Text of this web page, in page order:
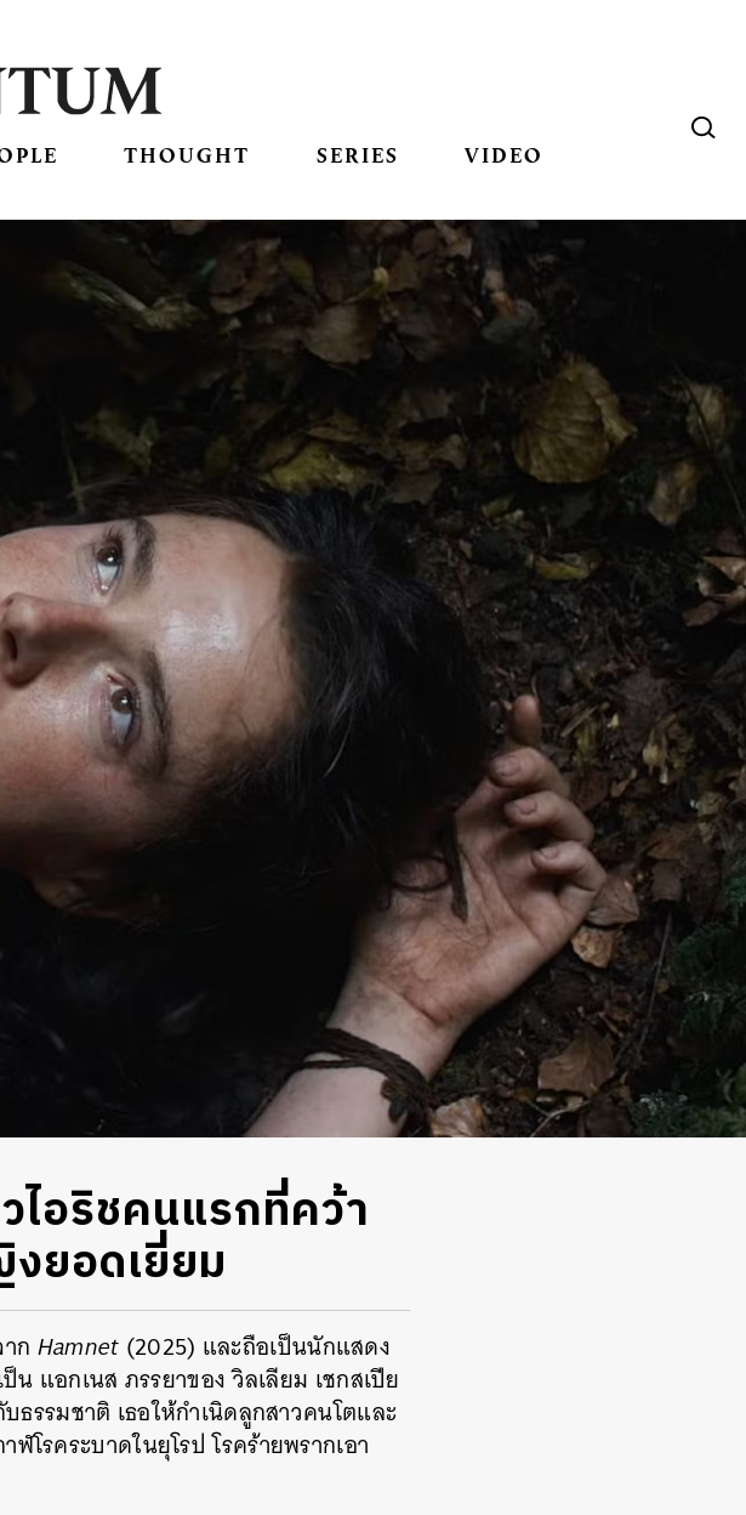
THOUGHT SERIES VIDEO
อริชคนแรกที่คว้า
ยอดเยี่ยม
ก Hamnet (2025) และถือเป็นนักแสดง
แอกเนส ภรรยาของ วิลเลียม เชกสเปีย
รรมชาติ เธอให้กำเนิดลูกสาวคนโตและ
รคระบาดในยุโรป โรคร้ายพรากเอา